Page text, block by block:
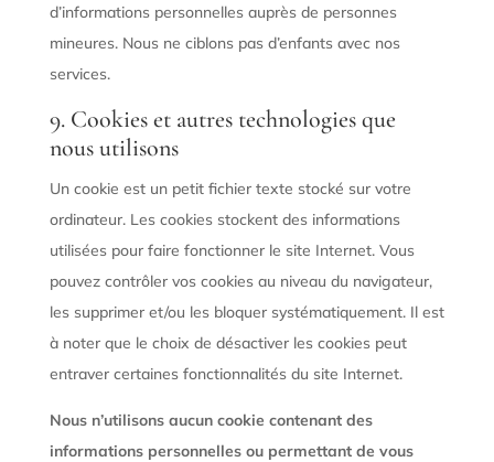
d’informations personnelles auprès de personnes
mineures. Nous ne ciblons pas d’enfants avec nos
services.
9. Cookies et autres technologies que
nous utilisons
Un cookie est un petit fichier texte stocké sur votre
ordinateur. Les cookies stockent des informations
utilisées pour faire fonctionner le site Internet. Vous
pouvez contrôler vos cookies au niveau du navigateur,
les supprimer et/ou les bloquer systématiquement. Il est
à noter que le choix de désactiver les cookies peut
entraver certaines fonctionnalités du site Internet.
Nous n’utilisons aucun cookie contenant des
informations personnelles ou permettant de vous